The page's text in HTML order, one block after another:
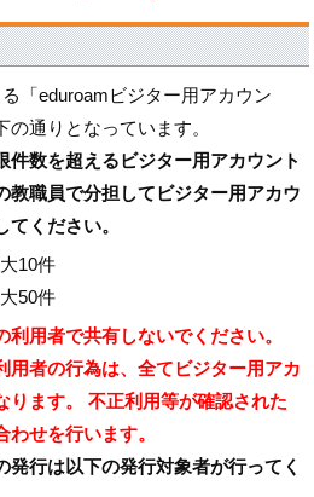
「eduroamビジター用アカウン
の通りとなっています。
件数を超えるビジター用アカウント
教職員で分担してビジター用アカウ
ください。
10件
50件
利用者で共有しないでください。
用者の行為は、全てビジター用アカ
ります。 不正利用等が確認された
せを行います。
発行は以下の発行対象者が行ってく